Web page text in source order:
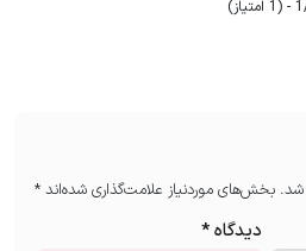
بخش‌های موردنیاز علامت‌گذاری شده‌اند*
دیدگاه*